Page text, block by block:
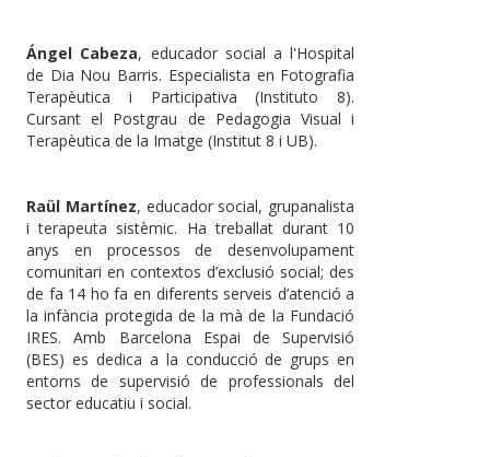
Ángel Cabeza, educador social a l'Hospital
de Dia Nou Barris. Especialista en Fotografia
Terapèutica i Participativa (Instituto 8).
Cursant el Postgrau de Pedagogia Visual i
Terapèutica de la Imatge (Institut 8 i UB).
Raül Martínez, educador social, grupanalista
i terapeuta sistèmic. Ha treballat durant 10
anys en processos de desenvolupament
comunitari en contextos d’exclusió social; des
de fa 14 ho fa en diferents serveis d’atenció a
la infància protegida de la mà de la Fundació
IRES. Amb Barcelona Espai de Supervisió
(BES) es dedica a la conducció de grups en
entorns de supervisió de professionals del
sector educatiu i social.